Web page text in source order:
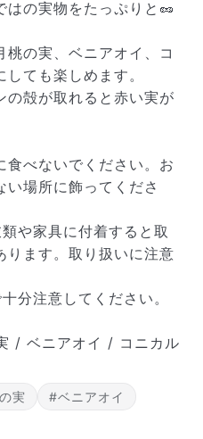
包してお届けしています。
減する効果があります。
はの実物をたっぷりと🥜
の実、ベニアオイ、コ
ても楽しめます。
の殻が取れると赤い実が
べないでください。お
場所に飾ってくださ
や家具に付着すると取
ります。取り扱いに注意
分注意してください。
/ ベニアオイ / コニカル
実
#ベニアオイ